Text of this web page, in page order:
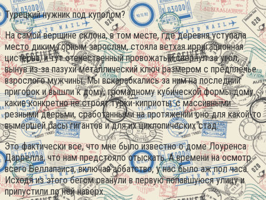
Турецкий нужник под куполом?
На самой вершине склона, в том месте, где деревня уступала
место диким горным зарослям, стояла ветхая ирригационная
цистерна, и тут отечественный провожатый свернул за угол,
вынув из-за пазухи металлический ключ размером с предплечье
взрослого мужчины. Мы вскарабкались за ним на последний
пригорок и вышли к дому, громадному кубической формы дому,
какие конкретно не строят турки-киприоты: с массивными
резными дверьми, сработанными на протяжении оно для какой-то
вымершей расы гигантов и для их циклопических стад.
Это фактически все, что мне было известно о доме Лоуренса
Даррелла, что нам предстояло отыскать. А времени на осмотр
всего Беллапаиса, включая аббатство, у нас было аж пол часа.
Исходя из этого бегом рванули в первую попавшуюся улицу и
припустили по ней наверх.